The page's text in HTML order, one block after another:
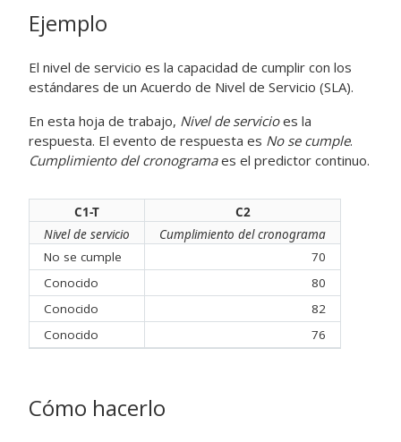
Ejemplo
El nivel de servicio es la capacidad de cumplir con los
estándares de un Acuerdo de Nivel de Servicio (SLA).
En esta hoja de trabajo, Nivel de servicioes la
respuesta. El evento de respuesta es No se cumple.
Cumplimiento del cronogramaes el predictor continuo.
C1-T
C2
Nivel de servicio
Cumplimiento del cronograma
No se cumple
70
Conocido
80
Conocido
82
Conocido
76
Cómo hacerlo